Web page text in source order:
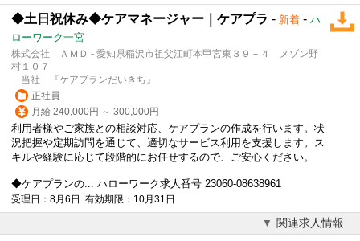
◆土日祝休み◆ケアマネージャー｜ケアプラ - 新着 - ハ
ローワーク一宮
株式会社 ＡＭＤ - 愛知県稲沢市祖父江町本甲宮東３９－４ メゾン野
村１０７
当社 『ケアプランだいきち』
正社員
月給 240,000円 ～ 300,000円
利用者様やご家族との相談対応、ケアプランの作成を行います。状
況把握や定期訪問を通じて、適切なサービス利用を支援します。ス
キルや経験に応じて段階的にお任せするので、ご安心ください。
◆ケアプランの... ハローワーク求人番号 23060-08638961
受理日：8月6日 有効期限：10月31日
関連求人情報